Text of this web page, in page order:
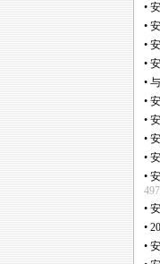
•
•
•
•
•
•
•
•
•
•
•
•
•